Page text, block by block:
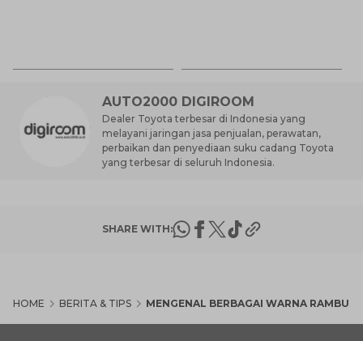
AUTO2000 DIGIROOM
Dealer Toyota terbesar di Indonesia yang
melayani jaringan jasa penjualan, perawatan,
perbaikan dan penyediaan suku cadang Toyota
yang terbesar di seluruh Indonesia.
SHARE WITH:
HOME BERITA & TIPS MENGENAL BERBAGAI WARNA RAMBU